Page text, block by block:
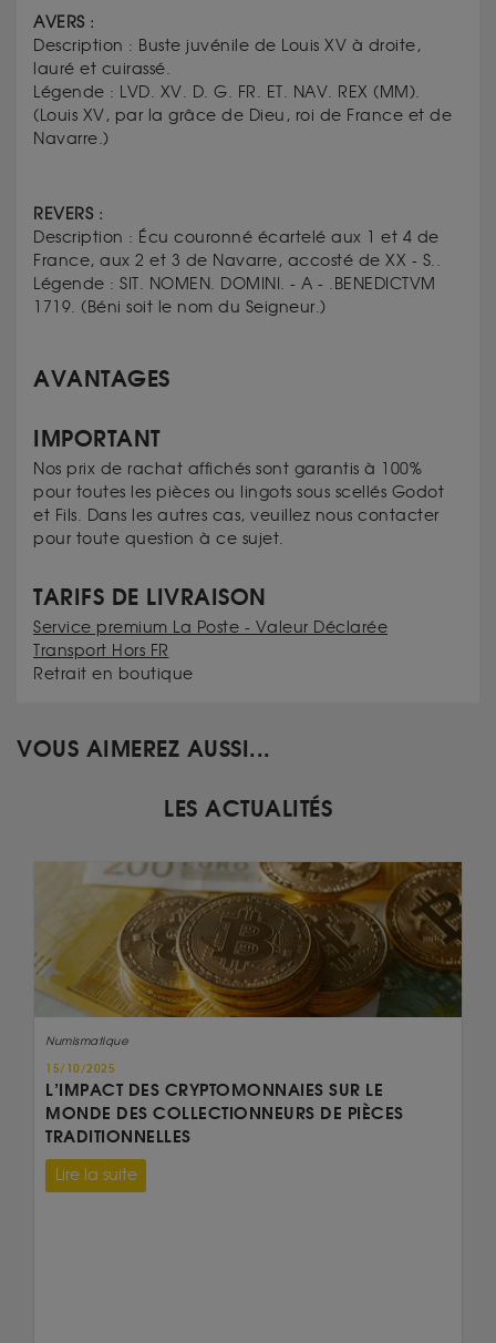
AVERS :
Description : Buste juvénile de Louis XV à droite,
lauré et cuirassé.
Légende : LVD. XV. D. G. FR. ET. NAV. REX (MM).
(Louis XV, par la grâce de Dieu, roi de France et de
Navarre.)
REVERS :
Description : Écu couronné écartelé aux 1 et 4 de
France, aux 2 et 3 de Navarre, accosté de XX - S..
Légende : SIT. NOMEN. DOMINI. - A - .BENEDICTVM
1719. (Béni soit le nom du Seigneur.)
AVANTAGES
IMPORTANT
Nos prix de rachat affichés sont garantis à 100%
pour toutes les pièces ou lingots sous scellés Godot
et Fils. Dans les autres cas, veuillez nous contacter
pour toute question à ce sujet.
TARIFS DE LIVRAISON
Service premium La Poste - Valeur Déclarée
Transport Hors FR
Retrait en boutique
VOUS AIMEREZ AUSSI...
LES ACTUALITÉS
Numismatique
15/10/2025
L’IMPACT DES CRYPTOMONNAIES SUR LE
MONDE DES COLLECTIONNEURS DE PIÈCES
TRADITIONNELLES
Lire la suite